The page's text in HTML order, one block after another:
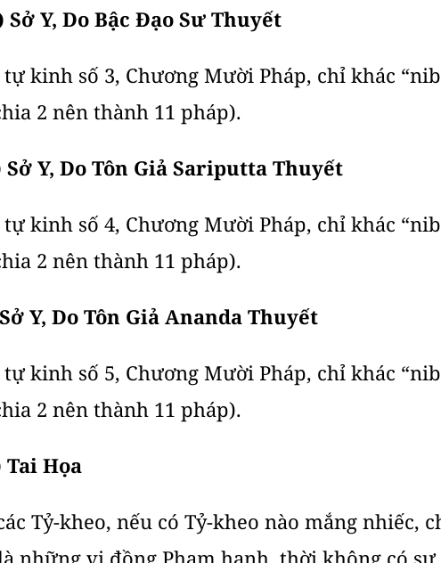
Y, Do Bậc Ðạo Sư Thuyết
kinh số 3, Chương Mười Pháp, chỉ khác
2 nên thành 11 pháp).
Sở Y, Do Tôn Giả Sariputta Thuyết
kinh số 4, Chương Mười Pháp, chỉ khác
2 nên thành 11 pháp).
Y, Do Tôn Giả Ananda Thuyết
kinh số 5, Chương Mười Pháp, chỉ khác
2 nên thành 11 pháp).
Họa
Tỷ-kheo, nếu có Tỷ-kheo nào mắng nhiếc,